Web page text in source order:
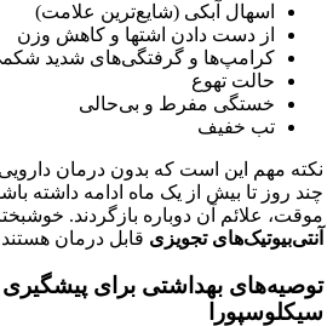
اسهال آبکی (شایع‌ترین علامت)
از دست دادن اشتها و کاهش وزن
کرامپ‌ها و گرفتگی‌های شدید
حالت تهوع
خستگی مفرط و بی‌حالی
تب خفیف
نکته مهم این است که بدون درمان
چند روز تا بیش از یک ماه ادامه داشته
موقت، علائم آن دوباره بازگردند.
آنتی‌بیوتیک‌های تجویزی قابل درمان
توصیه‌های بهداشتی برای پیشگیری
سیکلوسپورا